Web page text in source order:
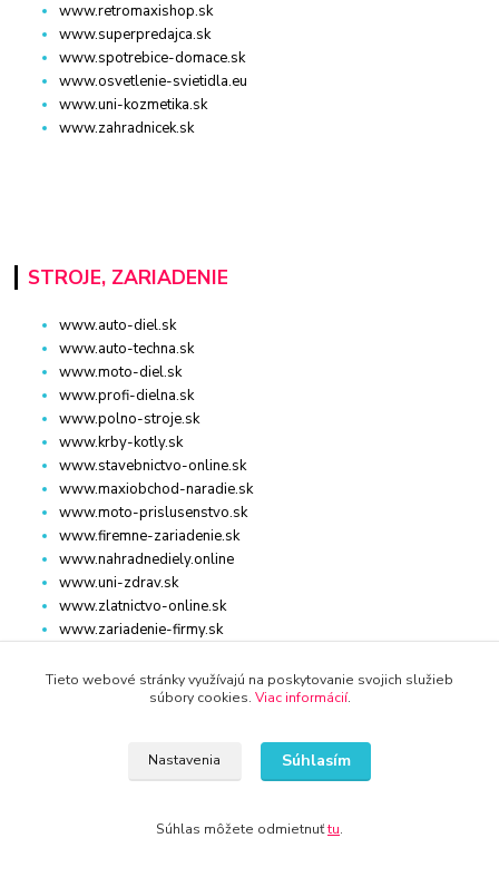
www.retromaxishop.sk
www.superpredajca.sk
www.spotrebice-domace.sk
www.osvetlenie-svietidla.eu
www.uni-kozmetika.sk
www.zahradnicek.sk
STROJE, ZARIADENIE
www.auto-diel.sk
www.auto-techna.sk
www.moto-diel.sk
www.profi-dielna.sk
www.polno-stroje.sk
www.krby-kotly.sk
www.stavebnictvo-online.sk
www.maxiobchod-naradie.sk
www.moto-prislusenstvo.sk
www.firemne-zariadenie.sk
www.nahradnediely.online
www.uni-zdrav.sk
www.zlatnictvo-online.sk
www.zariadenie-firmy.sk
Tieto webové stránky využívajú na poskytovanie svojich služieb
súbory cookies. Viac informácií.
Nastavenia Súhlasím
Súhlas môžete odmietnuťtu.